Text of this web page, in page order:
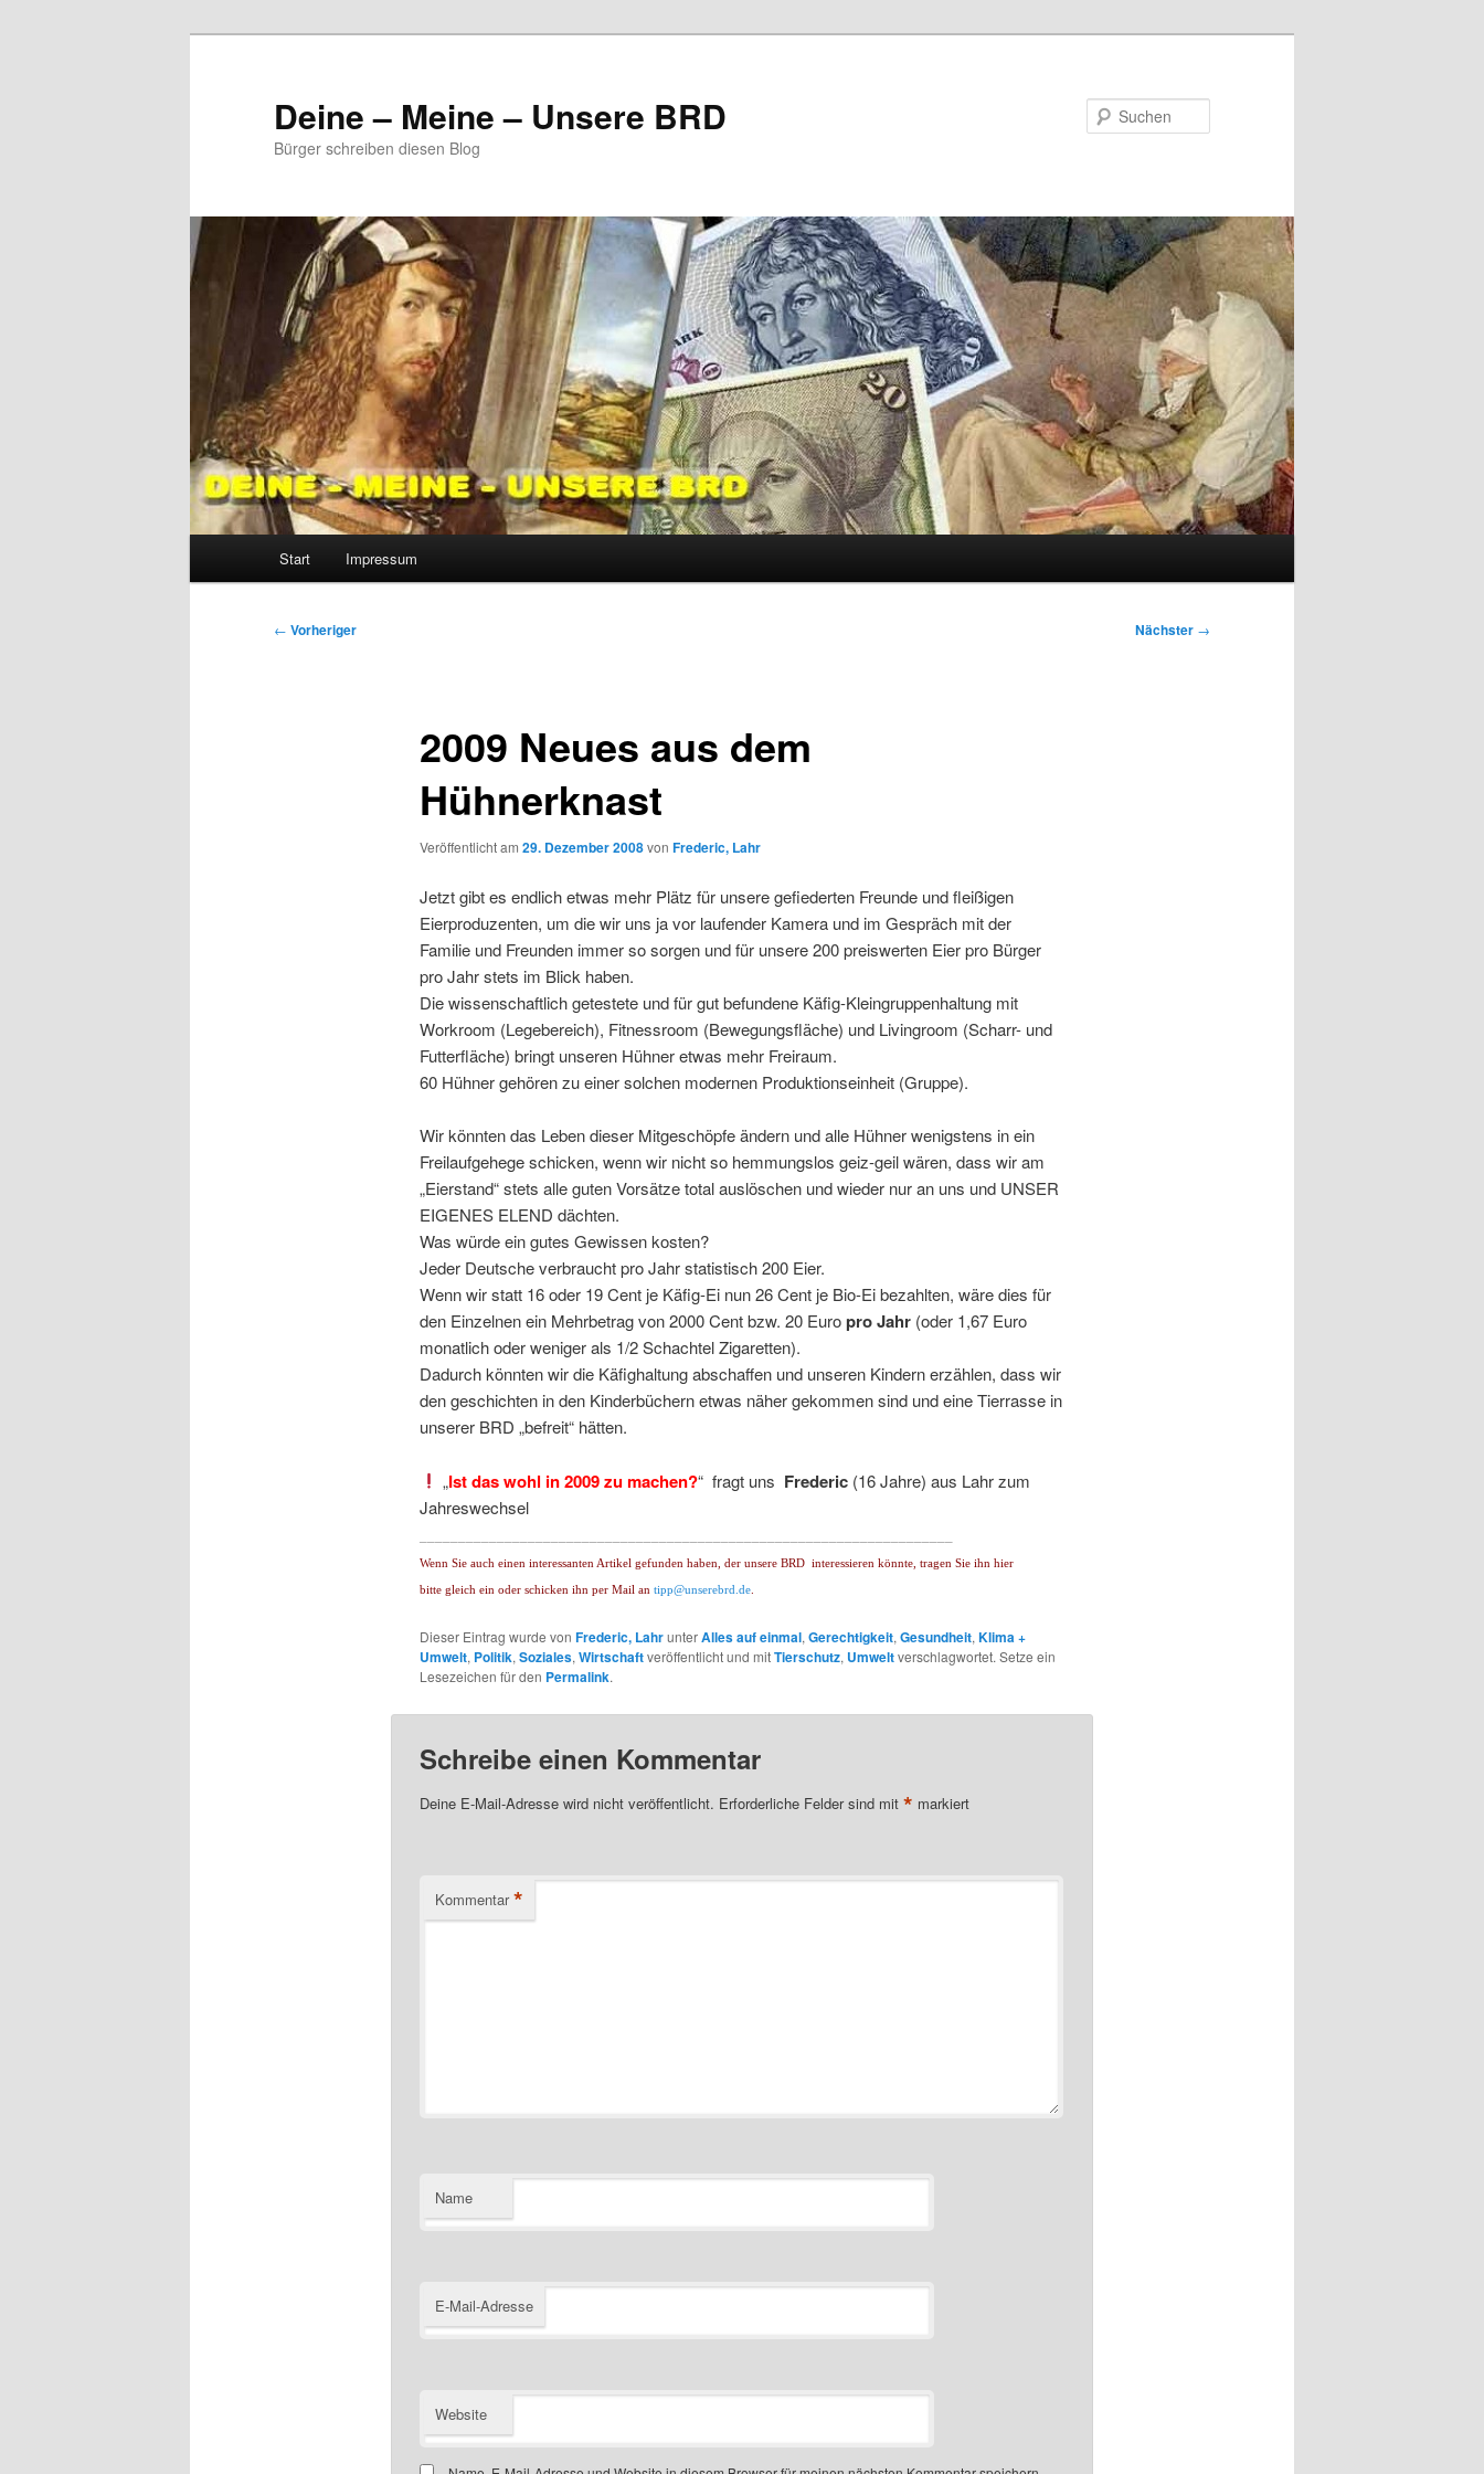
Deine – Meine – Unsere BRD
Bürger schreiben diesen Blog
Start Impressum
Beitragsnavigation
← Vorheriger Nächster →
2009 Neues aus dem
Hühnerknast
Veröffentlicht am 29. Dezember 2008von Frederic, Lahr
Jetzt gibt es endlich etwas mehr Plätz für unsere gefiederten Freunde und fleißigen
Eierproduzenten, um die wir uns ja vor laufender Kamera und im Gespräch mit der
Familie und Freunden immer so sorgen und für unsere 200 preiswerten Eier pro Bürger
pro Jahr stets im Blick haben.
Die wissenschaftlich getestete und für gut befundene Käfig-Kleingruppenhaltung mit
Workroom (Legebereich), Fitnessroom (Bewegungsfläche) und Livingroom (Scharr- und
Futterfläche) bringt unseren Hühner etwas mehr Freiraum.
60 Hühner gehören zu einer solchen modernen Produktionseinheit (Gruppe).
Wir könnten das Leben dieser Mitgeschöpfe ändern und alle Hühner wenigstens in ein
Freilaufgehege schicken, wenn wir nicht so hemmungslos geiz-geil wären, dass wir am
„Eierstand“ stets alle guten Vorsätze total auslöschen und wieder nur an uns und UNSER
EIGENES ELEND dächten.
Was würde ein gutes Gewissen kosten?
Jeder Deutsche verbraucht pro Jahr statistisch 200 Eier.
Wenn wir statt 16 oder 19 Cent je Käfig-Ei nun 26 Cent je Bio-Ei bezahlten, wäre dies für
den Einzelnen ein Mehrbetrag von 2000 Cent bzw. 20 Europro Jahr (oder 1,67 Euro
monatlich oder weniger als 1/2 Schachtel Zigaretten).
Dadurch könnten wir die Käfighaltung abschaffen und unseren Kindern erzählen, dass wir
den geschichten in den Kinderbüchern etwas näher gekommen sind und eine Tierrasse in
unserer BRD „befreit“ hätten.
„Ist das wohl in 2009 zu machen?“ fragt uns Frederic(16 Jahre) aus Lahr zum
Jahreswechsel
Wenn Sie auch einen interessanten Artikel gefunden haben, der unsere BRD interessieren könnte, tragen Sie ihn hier
bitte gleich ein oder schicken ihn per Mail an tipp@unserebrd.de.
Dieser Eintrag wurde von Frederic, LahrunterAlles auf einmal, Gerechtigkeit, Gesundheit, Klima +
Umwelt, Politik, Soziales, Wirtschaftveröffentlicht und mitTierschutz, Umweltverschlagwortet. Setze ein
Lesezeichen für den Permalink.
Schreibe einen Kommentar
Deine E-Mail-Adresse wird nicht veröffentlicht. Erforderliche Felder sind mit * markiert
Kommentar *
Name
E-Mail-Adresse
Website